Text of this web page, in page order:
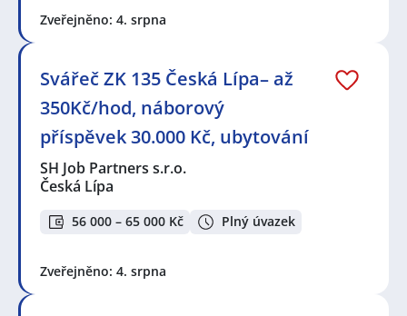
Zveřejněno: 4. srpna
Svářeč ZK 135 Česká Lípa– až
350Kč/hod, náborový
příspěvek 30.000 Kč, ubytování
SH Job Partners s.r.o.
Česká Lípa
56 000 – 65 000 Kč Plný úvazek
Zveřejněno: 4. srpna